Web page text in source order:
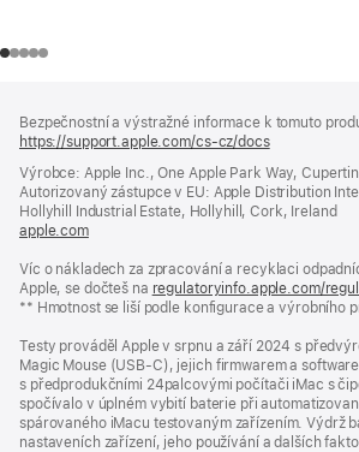
Bezpečnostní a výstražné informace k tomuto
https://support.apple.com/cs-cz/docs(otevře
v novém
okně)
Výrobce: Apple Inc., One Apple Park Way,
Autorizovaný zástupce v EU: Apple Distribution
Hollyhill Industrial Estate, Hollyhill, Cork, Ireland
apple.com(otevře
v novém
okně)
Víc o nákladech za zpracování a recyklaci
Apple, se dočteš na regulatoryinfo.apple.com/
** Hmotnost se liší podle konfigurace a výrobního
Testy prováděl Apple v srpnu a září 2024 s
Magic Mouse (USB-C), jejich firmwarem a
s předprodukčními 24palcovými počítači iMac s
spočívalo v úplném vybití baterie při
spárovaného iMacu testovaným zařízením. Výdrž
nastaveních zařízení, jeho používání a dalších